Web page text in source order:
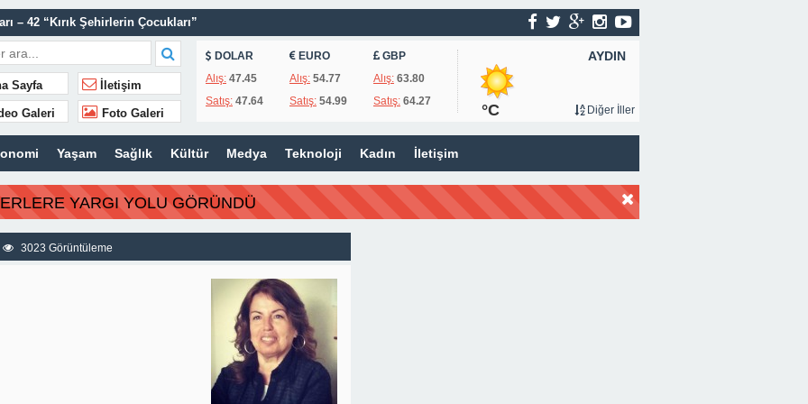
– 42 “Kırık Şehirlerin Çocukları”
SONU !
SÜRDÜRÜYOR
HATIRALARI OYUNCAK MÜZESİNDE HAYAT BULACAK
MECLİSİNDE YEREL İŞLETMELERE ANLAMLI DESTEK
Sayfa İletişim
Galeri Foto Galeri
DOLAR
Alış: 47.45
Satış: 47.64
EURO
Alış:54.77
Satış:54.99
GBP
Alış:63.80
Satış:64.27
AYDIN
°C Diğer İller
Yaşam Sağlık Kültür Medya Teknoloji Kadın İletişim
YARGI YOLU GÖRÜNDÜ
3023 Görüntüleme